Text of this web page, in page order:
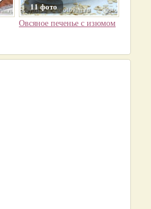
11 фото
Овсяное печенье с изюмом